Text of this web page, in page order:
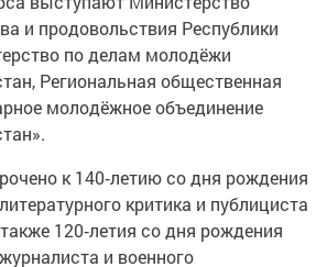
и продовольствия Республики
по делам молодёжи
Региональная общественная
молодёжное объединение
к 140‑летию со дня рождения
критика и публициста
120‑летия со дня рождения
и военного